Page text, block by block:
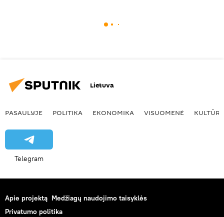
Lietuva
PASAULYJE POLITIKA EKONOMIKA VISUOMENĖ KULTŪRA
Telegram
Apie projektą Medžiagų naudojimo taisyklės
Privatumo politika